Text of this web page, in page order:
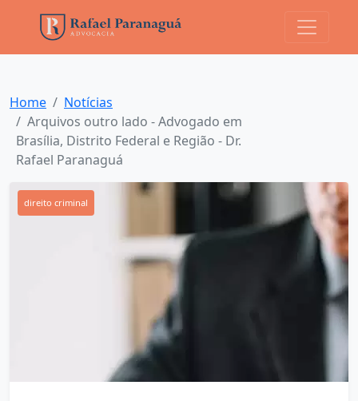
Home
Notícias
Arquivos outro lado - Advogado em
Brasília, Distrito Federal e Região - Dr.
Rafael Paranaguá
direito criminal